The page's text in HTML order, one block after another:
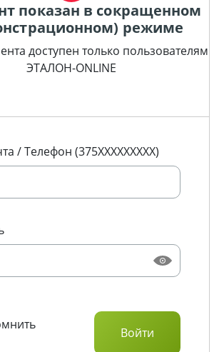
показан в сокращенном
режиме
доступен только пользователям
ЭТАЛОН-ONLINE
/ Телефон (375XXXXXXXXX)